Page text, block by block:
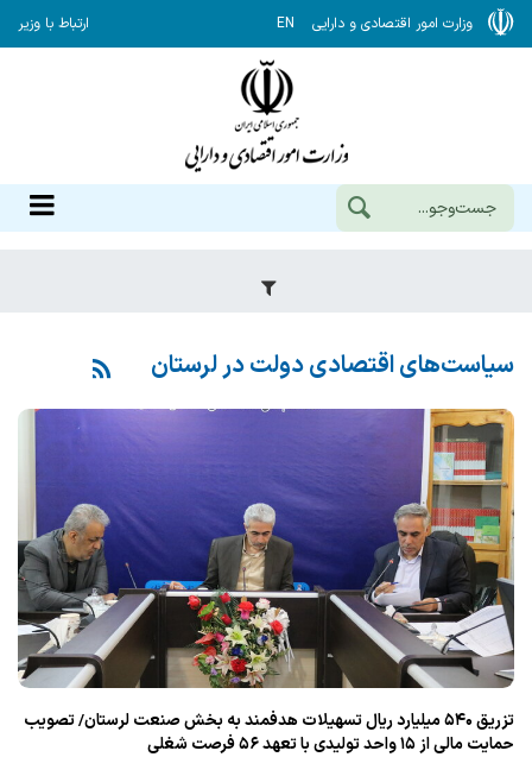
وزارت امور اقتصادی و دارایی EN ارتباط با وزیر
سیاست‌های اقتصادی دولت در لرستان
تزریق ۵۴۰ میلیارد ریال تسهیلات هدفمند به بخش صنعت لرستان/ تصویب
حمایت مالی از ۱۵ واحد تولیدی با تعهد ۵۶ فرصت شغلی